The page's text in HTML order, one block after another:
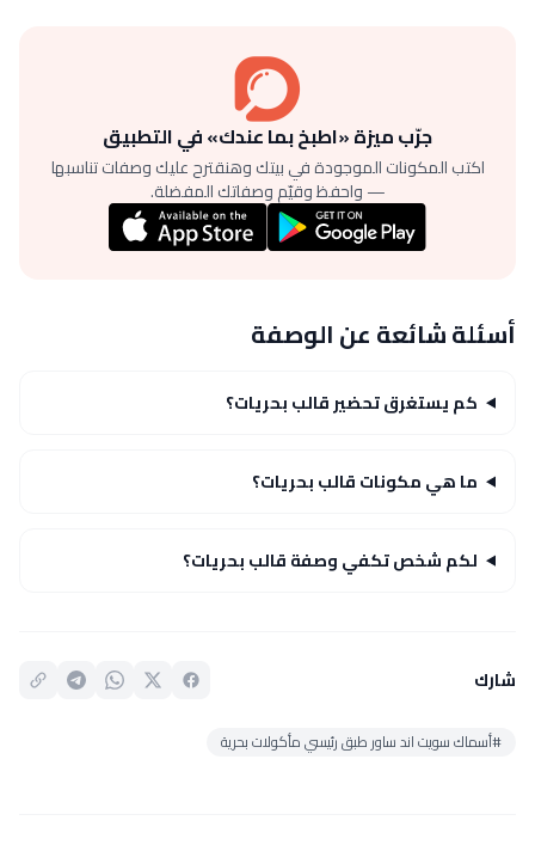
جرّب ميزة «اطبخ بما عندك» في التطبيق
اكتب المكونات الموجودة في بيتك وهنقترح عليك وصفات تناسبها
— واحفظ وقيّم وصفاتك المفضلة.
أسئلة شائعة عن الوصفة
كم يستغرق تحضير قالب بحريات؟
ما هي مكونات قالب بحريات؟
لكم شخص تكفي وصفة قالب بحريات؟
شارك
#أسماك سويت اند ساور طبق رئيسي مأكولات بحرية